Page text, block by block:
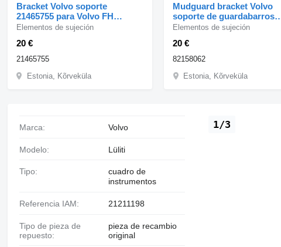
Bracket Volvo soporte
21465755 para Volvo FH
cabeza tractora
20 €
Elementos de sujeción
21465755
Estonia, Kõrveküla
Mudguard bracket Volvo
soporte de guardabarros
82158062 para Volvo FH
20 €
Elementos de sujeción
82158062
Estonia, Kõrveküla
1/3
Marca: Volvo
Modelo: Lüliti
Tipo:
cuadro de
instrumentos
Referencia IAM: 21211198
Tipo de pieza de
repuesto:
pieza de recambio
original